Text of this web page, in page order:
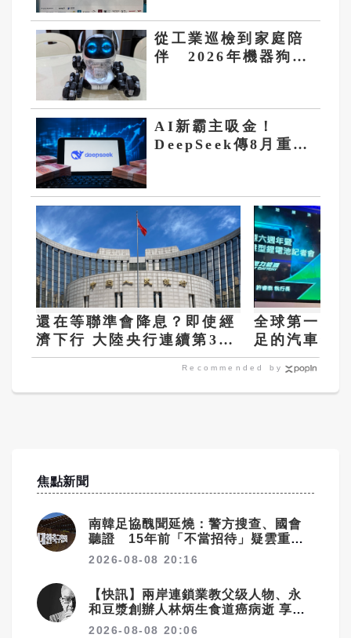
從工業巡檢到家庭陪
伴 2026年機器狗能
AI新霸主吸金！
DeepSeek傳8月重啟
還在等聯準會降息？即使經
濟下行 大陸央行連續第3個
月維持基準利率不變
全球第一顆
足的汽車鋰
Recommended by
焦點新聞
南韓足協醜聞延燒：警方搜查、國會
聽證 15年前「不當招待」疑雲重見
天日
2026-08-08 20:16
【快訊】兩岸連鎖業教父级人物、永
和豆漿創辦人林炳生食道癌病逝 享年
70歲
2026-08-08 20:06